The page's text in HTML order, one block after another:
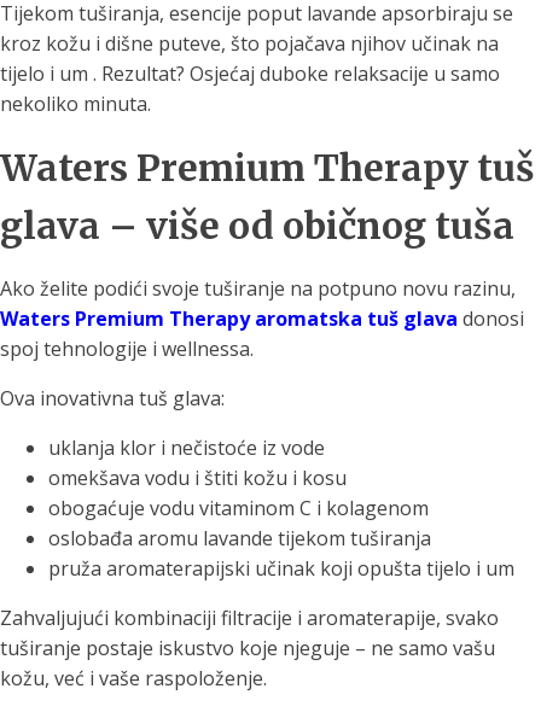
Tijekom tuširanja, esencije poput lavande apsorbiraju se
kroz kožu i dišne puteve, što pojačava njihov učinak na
tijelo i um . Rezultat? Osjećaj duboke relaksacije u samo
nekoliko minuta.
Waters Premium Therapy tuš
glava – više od običnog tuša
Ako želite podići svoje tuširanje na potpuno novu razinu,
Waters Premium Therapy aromatska tuš glava donosi
spoj tehnologije i wellnessa.
Ova inovativna tuš glava:
uklanja klor i nečistoće iz vode
omekšava vodu i štiti kožu i kosu
obogaćuje vodu vitaminom C i kolagenom
oslobađa aromu lavande tijekom tuširanja
pruža aromaterapijski učinak koji opušta tijelo i um
Zahvaljujući kombinaciji filtracije i aromaterapije, svako
tuširanje postaje iskustvo koje njeguje – ne samo vašu
kožu, već i vaše raspoloženje.